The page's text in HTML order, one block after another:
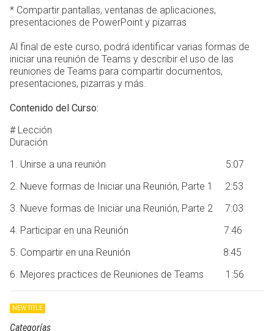
* Compartir pantallas, ventanas de aplicaciones,
presentaciones de PowerPoint y pizarras
Al final de este curso, podrá identificar varias formas de
iniciar una reunión de Teams y describir el uso de las
reuniones de Teams para compartir documentos,
presentaciones, pizarras y más.
Contenido del Curso:
# Lección
Duración
1. Unirse a una reunión 5:07
2. Nueve formas de Iniciar una Reunión, Parte 1 2:53
3. Nueve formas de Iniciar una Reunión, Parte 2 7:03
4. Participar en una Reunión 7:46
5. Compartir en una Reunión 8:45
6. Mejores practices de Reuniones de Teams 1:56
NEW TITLE
Categorías